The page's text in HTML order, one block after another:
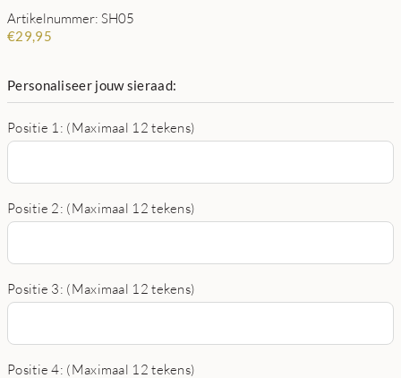
Artikelnummer: SH05
€29,95
Personaliseer jouw sieraad:
Positie 1: (Maximaal 12 tekens)
Positie 2: (Maximaal 12 tekens)
Positie 3: (Maximaal 12 tekens)
Positie 4: (Maximaal 12 tekens)